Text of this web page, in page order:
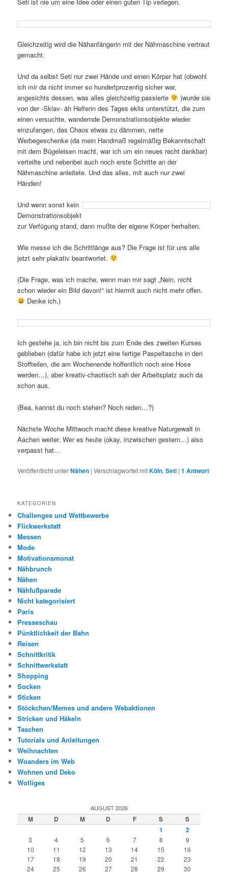
Gleichzeitig wird die Nähanfängerin mit der Nähmaschine vertraut
gemacht.
Und da selbst Seti nur zwei Hände und einen Körper hat (obwohl
ich mir da nicht immer so hundertprozentig sicher war,
angesichts dessen, was alles gleichzeitig passierte
)wurde sie
von der -Sklav- äh Helferin des Tages eklis unterstützt, die zum
einen versuchte, wandernde Demonstrationsobjekte wieder
einzufangen, das Chaos etwas zu dämmen, nette
Werbegeschenke (da mein Handmaß regelmäßig Bekanntschaft
mit dem Bügeleisen macht, war ich um ein neues recht dankbar)
verteilte und nebenbei auch noch erste Schritte an der
Nähmaschine anleitete. Und das alles, mit auch nur zwei
Händen!
Und wenn sonst kein
Demonstrationsobjekt
zur Verfügung stand, dann mußte der eigene Körper herhalten.
Wie messe ich die Schrittlänge aus? Die Frage ist für uns alle
jetzt sehr plakativ beantwortet.
(Die Frage, was ich mache, wenn man mir sagt „Nein, nicht
schon wieder ein Bild davon!“ ist hiermit auch nicht mehr offen.
Denke ich.)
Ich gestehe ja, ich bin nicht bis zum Ende des zweiten Kurses
geblieben (dafür habe ich jetzt eine fertige Paspeltasche in den
Stoffteilen, die am Wochenende hoffentlich noch eine Hose
werden…), aber kreativ-chaotisch sah der Arbeitsplatz auch da
schon aus.
(Bea, kannst du noch stehen? Noch reden…?)
Nächste Woche Mittwoch macht diese kreative Naturgewalt in
Aachen weiter. Wer es heute (okay, inzwischen gestern…) also
verpasst hat…
Veröffentlicht unterNähen |Verschlagwortet mitKöln,Seti |1 Antwort
KATEGORIEN
Challenges und Wettbewerbe
Flickwerkstatt
Messen
Mode
Motivationsmonat
Nähbrunch
Nähen
Nähfußparade
Nicht kategorisiert
Paris
Presseschau
Pünktlichkeit der Bahn
Reisen
Schnittkritik
Schnittwerkstatt
Shopping
Socken
Sticken
Stöckchen/Memes und andere Webaktionen
Stricken und Häkeln
Taschen
Tutorials und Anleitungen
Weihnachten
Woanders im Web
Wohnen und Deko
Wolliges
AUGUST 2026
M D M D F S
S
1
2
3 4 5 6 7 8
9
10
11 12 13 14 15
16
17
18 19 20 21 22
23
24
25 26 27 28 29
30